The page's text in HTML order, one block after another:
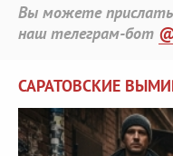
Вы можете
наш телеграм-бот
САРАТОВСКИЕ